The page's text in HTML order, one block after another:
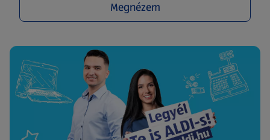
Megnézem